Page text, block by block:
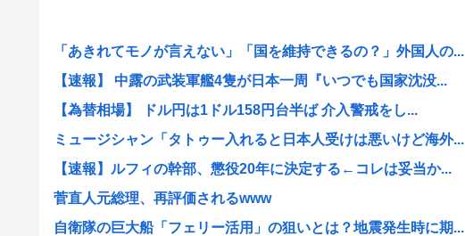
「あきれてモノが言えない」「国を維持できるの？」外国人の...
【速報】 中露の武装軍艦4隻が日本一周『いつでも国家沈没...
【為替相場】 ドル円は1ドル158円台半ば 介入警戒をし...
ミュージシャン「タトゥー入れると日本人受けは悪いけど海外...
【速報】ルフィの幹部、懲役20年に決定する←コレは妥当か...
菅直人元総理、再評価されるwww
自衛隊の巨大船「フェリー活用」の狙いとは？地震発生時に期...